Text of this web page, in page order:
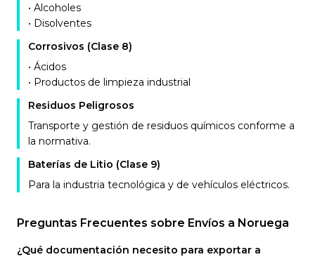
• Alcoholes
• Disolventes
Corrosivos (Clase 8)
• Ácidos
• Productos de limpieza industrial
Residuos Peligrosos
Transporte y gestión de residuos químicos conforme a
la normativa.
Baterías de Litio (Clase 9)
Para la industria tecnológica y de vehículos eléctricos.
Preguntas Frecuentes sobre Envíos a Noruega
¿Qué documentación necesito para exportar a